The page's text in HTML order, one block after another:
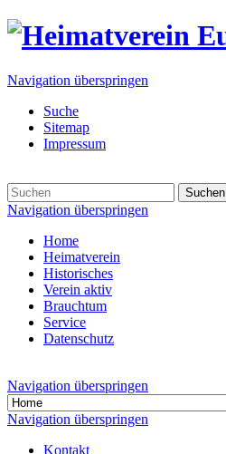
Navigation überspringen
Suche
Sitemap
Impressum
Suchen
Navigation überspringen
Home
Heimatverein
Historisches
Verein aktiv
Brauchtum
Service
Datenschutz
Navigation überspringen
Navigation überspringen
Kontakt